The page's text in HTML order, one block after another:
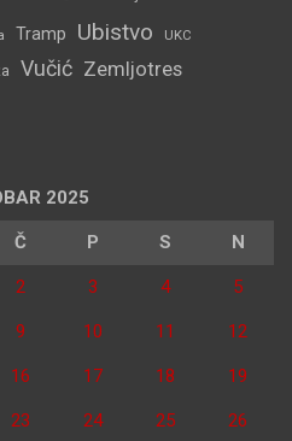
Tramp Ubistvo UKC
Vučić Zemljotres
2025
Č P S N
2 3 4 5
9 10 11 12
16 17 18 19
23 24 25 26